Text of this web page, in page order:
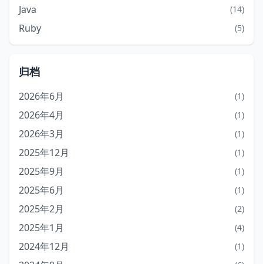
Java (14)
Ruby (5)
归档
2026年6月 (1)
2026年4月 (1)
2026年3月 (1)
2025年12月 (1)
2025年9月 (1)
2025年6月 (1)
2025年2月 (2)
2025年1月 (4)
2024年12月 (1)